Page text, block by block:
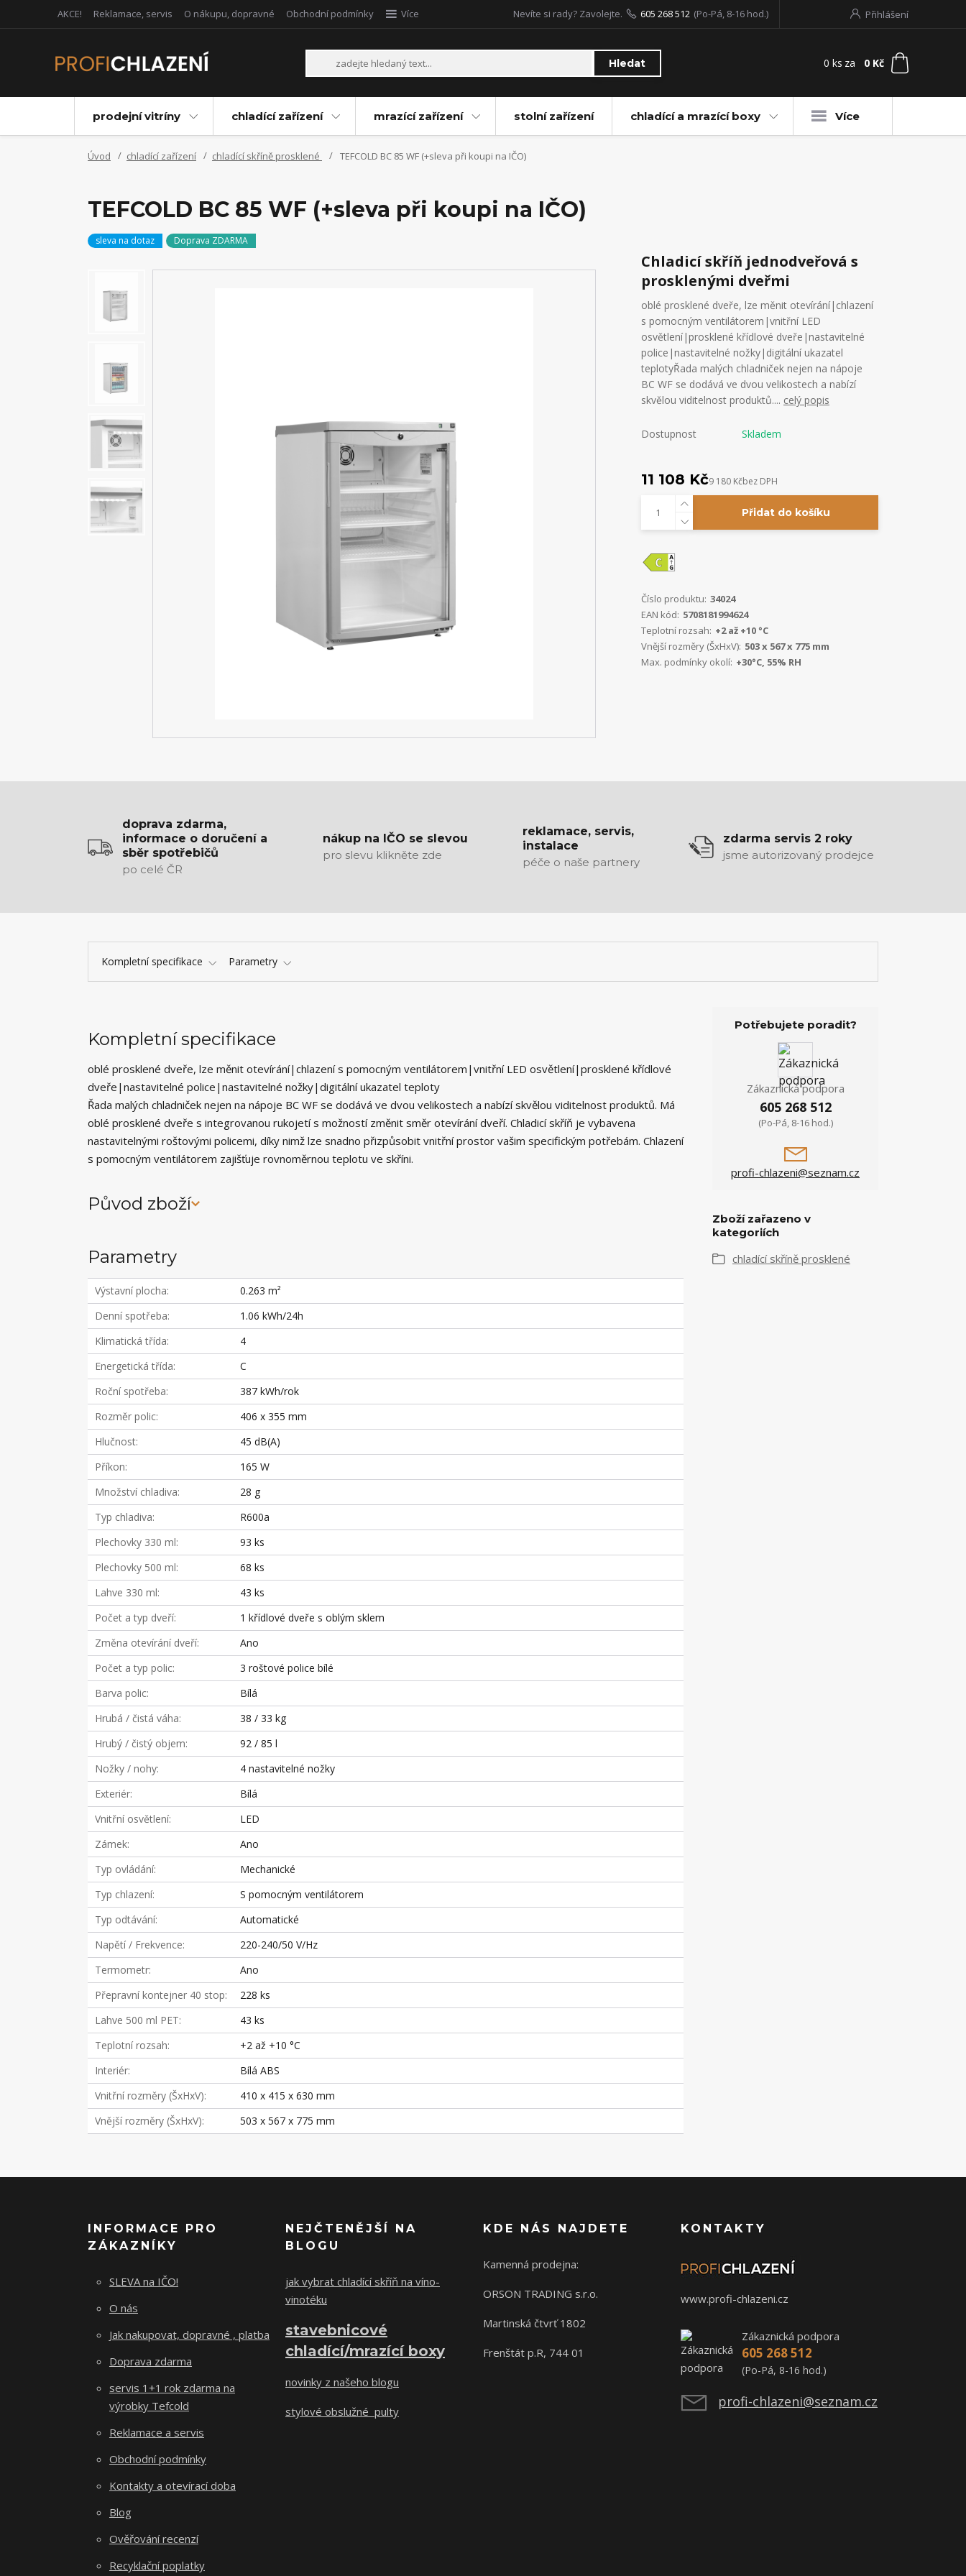
AKCE! Reklamace, servis O nákupu, dopravné Obchodní podmínky Více Přihlášení
Hledat
Nevíte si rady? Zavolejte. 605 268 512 (Po-Pá, 8-16 hod.)
0 ks za 0 Kč
prodejní vitríny chladící zařízení mrazící zařízení stolní zařízení chladící a mrazící boxy Více
Úvod chladící zařízení chladící skříně prosklené TEFCOLD BC 85 WF (+sleva při koupi na IČO)
TEFCOLD BC 85 WF (+sleva při koupi na IČO)
sleva na dotaz Doprava ZDARMA
Chladicí skříň jednodveřová s
prosklenými dveřmi
oblé prosklené dveře, lze měnit otevírání|chlazení
s pomocným ventilátorem|vnitřní LED
osvětlení|prosklené křídlové dveře|nastavitelné
police|nastavitelné nožky|digitální ukazatel
teplotyŘada malých chladniček nejen na nápoje
BC WF se dodává ve dvou velikostech a nabízí
skvělou viditelnost produktů.... celý popis
Dostupnost Skladem
11 108 Kč9 180 Kčbez DPH
Přidat do košíku
Číslo produktu: 34024
EAN kód: 5708181994624
Teplotní rozsah: +2 až +10 °C
Vnější rozměry (ŠxHxV): 503 x 567 x 775 mm
Max. podmínky okolí: +30°C, 55% RH
doprava zdarma,
informace o doručení a
sběr spotřebičů
po celé ČR
nákup na IČO se slevou
pro slevu klikněte zde
reklamace, servis,
instalace
péče o naše partnery
zdarma servis 2 roky
jsme autorizovaný prodejce
Kompletní specifikace Parametry
Kompletní specifikace
oblé prosklené dveře, lze měnit otevírání|chlazení s pomocným ventilátorem|vnitřní LED osvětlení|prosklené křídlové
dveře|nastavitelné police|nastavitelné nožky|digitální ukazatel teploty
Řada malých chladniček nejen na nápoje BC WF se dodává ve dvou velikostech a nabízí skvělou viditelnost produktů. Má
oblé prosklené dveře s integrovanou rukojetí s možností změnit směr otevírání dveří. Chladicí skříň je vybavena
nastavitelnými roštovými policemi, díky nimž lze snadno přizpůsobit vnitřní prostor vašim specifickým potřebám. Chlazení
s pomocným ventilátorem zajišťuje rovnoměrnou teplotu ve skříni.
Původ zboží
Parametry
Výstavní plocha
0.263 m²
Denní spotřeba
1.06 kWh/24h
Klimatická třída
4
Energetická třída
C
Roční spotřeba
387 kWh/rok
Rozměr polic
406 x 355 mm
Hlučnost
45 dB(A)
Příkon
165 W
Množství chladiva
28 g
Typ chladiva
R600a
Plechovky 330 ml
93 ks
Plechovky 500 ml
68 ks
Lahve 330 ml
43 ks
Počet a typ dveří
1 křídlové dveře s oblým sklem
Změna otevírání dveří
Ano
Počet a typ polic
3 roštové police bílé
Barva polic
Bílá
Hrubá / čistá váha
38 / 33 kg
Hrubý / čistý objem
92 / 85 l
Nožky / nohy
4 nastavitelné nožky
Exteriér
Bílá
Vnitřní osvětlení
LED
Zámek
Ano
Typ ovládání
Mechanické
Typ chlazení
S pomocným ventilátorem
Typ odtávání
Automatické
Napětí / Frekvence
220-240/50 V/Hz
Termometr
Ano
Přepravní kontejner 40 stop
228 ks
Lahve 500 ml PET
43 ks
Teplotní rozsah
+2 až +10 °C
Interiér
Bílá ABS
Vnitřní rozměry (ŠxHxV)
410 x 415 x 630 mm
Vnější rozměry (ŠxHxV)
503 x 567 x 775 mm
Potřebujete poradit?
Zákaznická podpora
605 268 512
(Po-Pá, 8-16 hod.)
profi-chlazeni@seznam.cz
Zboží zařazeno v
kategoriích
chladící skříně prosklené
INFORMACE PRO
ZÁKAZNÍKY
SLEVA na IČO!
O nás
Jak nakupovat, dopravné , platba
Doprava zdarma
servis 1+1 rok zdarma na
výrobky Tefcold
Reklamace a servis
Obchodní podmínky
Kontakty a otevírací doba
Blog
Ověřování recenzí
Recyklační poplatky
NEJČTENĚJŠÍ NA
BLOGU
jak vybrat chladící skříň na víno-
vinotéku
stavebnicové
chladící/mrazící boxy
novinky z našeho blogu
stylové obslužné pulty
KDE NÁS NAJDETE
Kamenná prodejna:
ORSON TRADING s.r.o.
Martinská čtvrť 1802
Frenštát p.R, 744 01
KONTAKTY
www.profi-chlazeni.cz
Zákaznická podpora
605 268 512
(Po-Pá, 8-16 hod.)
profi-chlazeni@seznam.cz